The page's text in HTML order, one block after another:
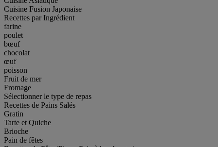
Cuisine Fusion Japonaise
Recettes par Ingrédient
farine
poulet
bœuf
chocolat
œuf
poisson
Fruit de mer
Fromage
Sélectionner le type de repas
Recettes de Pains Salés
Gratin
Tarte et Quiche
Brioche
Pain de fêtes